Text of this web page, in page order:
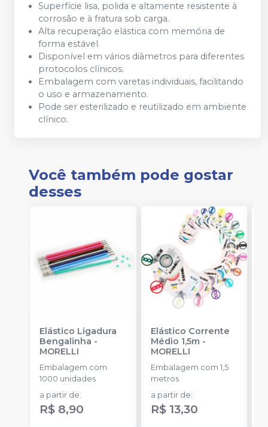
Superfície lisa, polida e altamente resistente à
corrosão e à fratura sob carga.
Alta recuperação elástica com memória de
forma estável.
Disponível em vários diâmetros para diferentes
protocolos clínicos.
Embalagem com varetas individuais, facilitando
o uso e armazenamento.
Pode ser esterilizado e reutilizado em ambiente
clínico.
Você também pode gostar
desses
Elástico Ligadura
Bengalinha -
MORELLI
Embalagem com
1000 unidades
a partir de:
R$ 8,90
Elástico Corrente
Médio 1,5m-
MORELLI
Embalagem com 1,5
metros
a partir de:
R$ 13,30